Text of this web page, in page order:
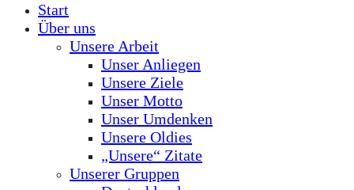
Start
Über uns
Unsere Arbeit
Unser Anliegen
Unsere Ziele
Unser Motto
Unser Umdenken
Unsere Oldies
„Unsere“ Zitate
Unserer Gruppen